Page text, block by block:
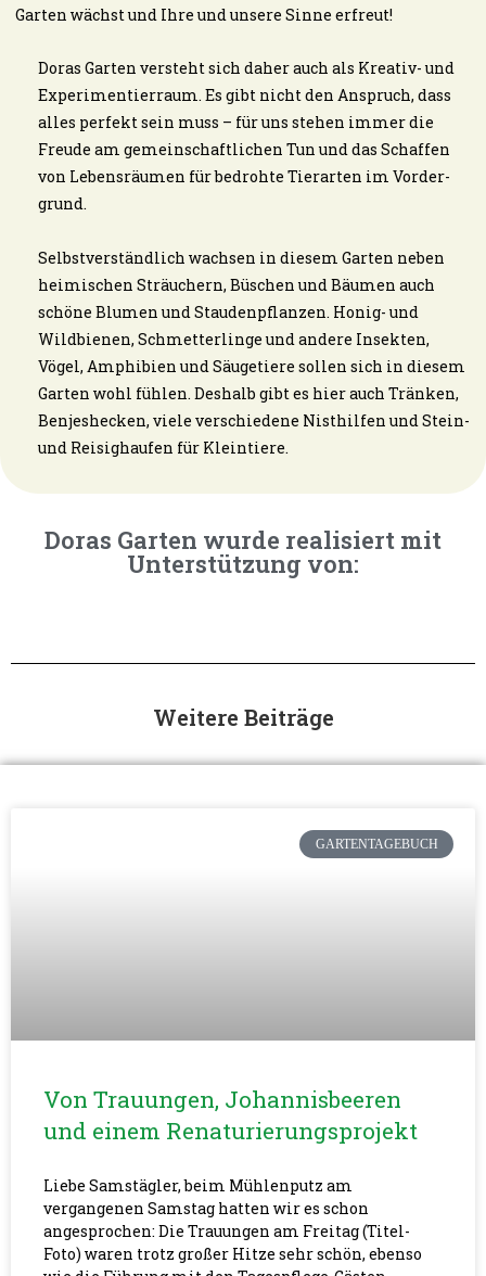
Garten wächst und Ihre und unsere Sinne erfreut!
Doras Garten versteht sich daher auch als Krea­tiv- und
Ex­pe­ri­men­tier­raum. Es gibt nicht den An­spruch, dass
al­les per­fekt sein muss – für uns stehen immer die
Freude am ge­mein­schaft­li­chen Tun und das Schaffen
von Lebensräumen für bedrohte Tierarten im Vor­der­
grund.
Selbstverständlich wachsen in diesem Garten neben
heimischen Sträuchern, Büschen und Bäumen auch
schöne Blumen und Staudenpflanzen. Honig- und
Wildbienen, Schmetterlinge und andere Insekten,
Vögel, Amphibien und Säugetiere sollen sich in diesem
Garten wohl fühlen. Deshalb gibt es hier auch Tränken,
Benjeshecken, viele verschiedene Nisthilfen und Stein-
und Reisighaufen für Kleintiere.
Doras Garten wurde realisiert mit
Unterstützung von:
Weitere Beiträge
GARTENTAGEBUCH
Von Trauungen, Johannisbeeren
und einem Renaturierungsprojekt
Liebe Samstägler, beim Mühlenputz am
vergangenen Samstag hatten wir es schon
angesprochen: Die Trauungen am Freitag (Titel-
Foto) waren trotz großer Hitze sehr schön, ebenso